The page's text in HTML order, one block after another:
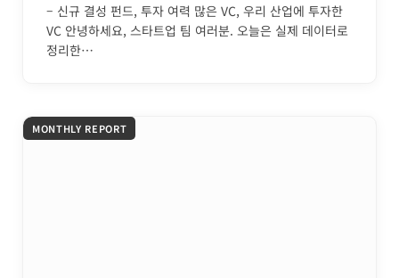
– 신규 결성 펀드, 투자 여력 많은 VC, 우리 산업에 투자한
VC 안녕하세요, 스타트업 팀 여러분. 오늘은 실제 데이터로
정리한…
MONTHLY REPORT